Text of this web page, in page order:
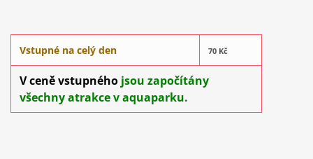
Vstupné na celý den 70 Kč
V ceně vstupného jsou započítány
všechny atrakce v aquaparku.